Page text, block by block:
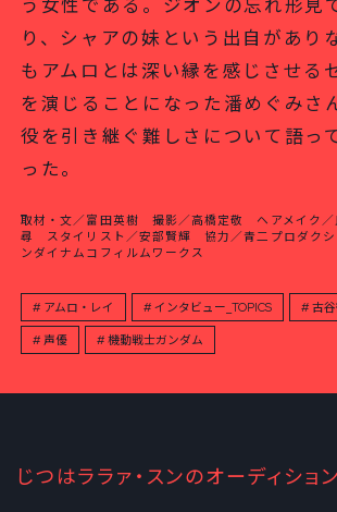
う女性である。ジオンの忘れ形見
り、シャアの妹という出自があり
もアムロとは深い縁を感じさせる
を演じることになった潘めぐみさ
役を引き継ぐ難しさについて語っ
った。
取材・文／富田英樹 撮影／高橋定敬 ヘアメイク／
尋 スタイリスト／安部賢輝 協力／青二プロダクシ
ンダイナムコフィルムワークス
アムロ・レイ インタビュー_TOPICS 古
声優 機動戦士ガンダム
じつはララァ・スンのオーディショ